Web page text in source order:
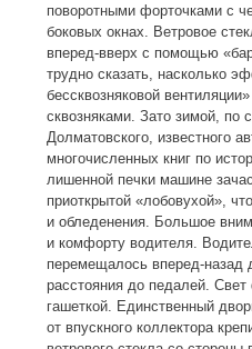
поворотными форточками с
боковых окнах. Ветровое
вперед-вверх с помощью
трудно сказать, насколько
бессквозняковой
сквозняками. Зато зимой, по
Долматовского, известного
многочисленных книг по
лишенной печки машине
приоткрытой «лобовухой»,
и обледенения. Большое
и комфорту водителя.
перемещалось вперед-назад
расстояния до педалей.
гашеткой. Единственный
от впускного коллектора